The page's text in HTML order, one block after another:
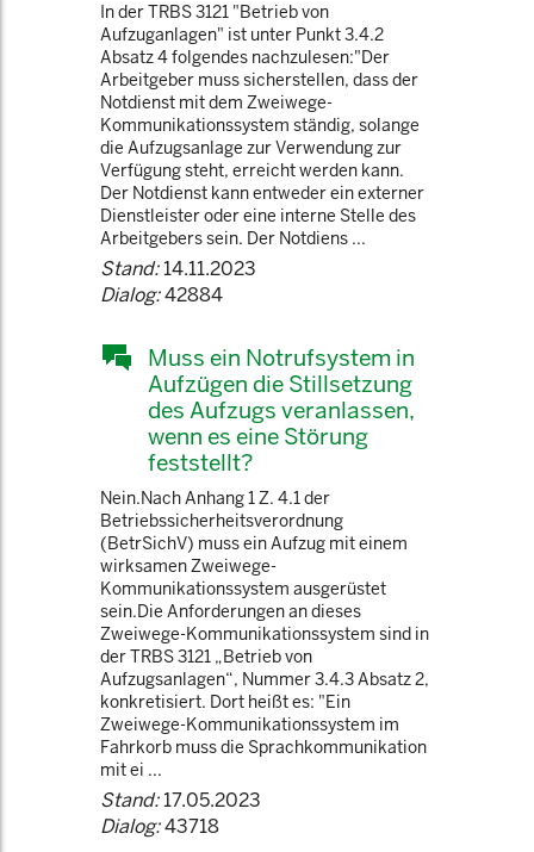
In der TRBS 3121 "Betrieb von
Aufzuganlagen" ist unter Punkt 3.4.2
Absatz 4 folgendes nachzulesen:"Der
Arbeitgeber muss sicherstellen, dass der
Notdienst mit dem Zweiwege-
Kommunikationssystem ständig, solange
die Aufzugsanlage zur Verwendung zur
Verfügung steht, erreicht werden kann.
Der Notdienst kann entweder ein externer
Dienstleister oder eine interne Stelle des
Arbeitgebers sein. Der Notdiens ...
Stand:14.11.2023
Dialog:42884
Muss ein Notrufsystem in
Aufzügen die Stillsetzung
des Aufzugs veranlassen,
wenn es eine Störung
feststellt?
Nein.Nach Anhang 1 Z. 4.1 der
Betriebssicherheitsverordnung
(BetrSichV) muss ein Aufzug mit einem
wirksamen Zweiwege-
Kommunikationssystem ausgerüstet
sein.Die Anforderungen an dieses
Zweiwege-Kommunikationssystem sind in
der TRBS 3121 „Betrieb von
Aufzugsanlagen“, Nummer 3.4.3 Absatz 2,
konkretisiert. Dort heißt es: "Ein
Zweiwege-Kommunikationssystem im
Fahrkorb muss die Sprachkommunikation
mit ei ...
Stand:17.05.2023
Dialog:43718